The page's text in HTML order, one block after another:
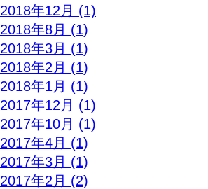
2018年12月 (1)
2018年8月 (1)
2018年3月 (1)
2018年2月 (1)
2018年1月 (1)
2017年12月 (1)
2017年10月 (1)
2017年4月 (1)
2017年3月 (1)
2017年2月 (2)